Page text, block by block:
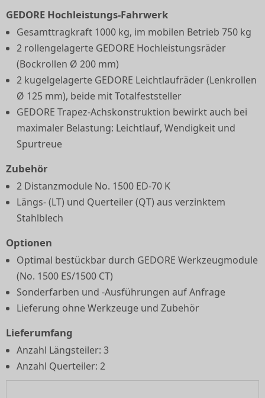
GEDORE Hochleistungs-Fahrwerk
Gesamttragkraft 1000 kg, im mobilen Betrieb 750 kg
2 rollengelagerte GEDORE Hochleistungsräder
(Bockrollen Ø 200 mm)
2 kugelgelagerte GEDORE Leichtlaufräder (Lenkrollen
Ø 125 mm), beide mit Totalfeststeller
GEDORE Trapez-Achskonstruktion bewirkt auch bei
maximaler Belastung: Leichtlauf, Wendigkeit und
Spurtreue
Zubehör
2 Distanzmodule No. 1500 ED-70 K
Längs- (LT) und Querteiler (QT) aus verzinktem
Stahlblech
Optionen
Optimal bestückbar durch GEDORE Werkzeugmodule
(No. 1500 ES/1500 CT)
Sonderfarben und -Ausführungen auf Anfrage
Lieferung ohne Werkzeuge und Zubehör
Lieferumfang
Anzahl Längsteiler: 3
Anzahl Querteiler: 2